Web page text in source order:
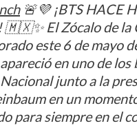
🚨💜 ¡BTS HACE
🇲🇽✨ El Zócalo de la
este 6 de mayo
en uno de los
junto a la
en un
para siempre en el